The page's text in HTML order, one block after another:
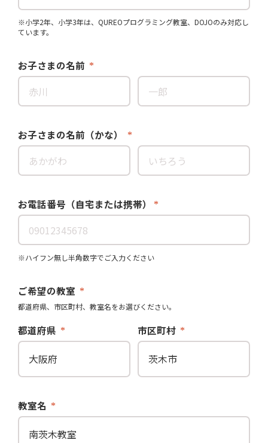
※小学2年、小学3年は、QUREOプログラミング教室、DOJOのみ対応し
ています。
お子さまの名前
お子さまの名前（かな）
お電話番号（自宅または携帯）
※ハイフン無し半角数字でご入力ください
ご希望の教室
都道府県、市区町村、教室名をお選びください。
都道府県 市区町村
教室名